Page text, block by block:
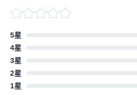
5星
4星
3星
2星
1星